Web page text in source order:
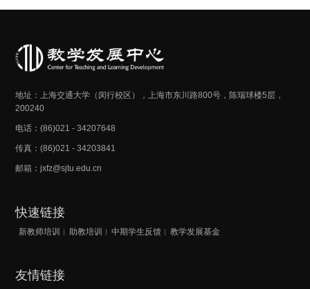
地址：上海交通大学（闵行校区），上海市东川路800号，陈瑞球楼5层，
200240
电话：(86)021 - 34207648
传真：(86)021 - 34203841
邮箱：jxfz@sjtu.edu.cn
快速链接
新教师培训 助教培训 中期学生反馈 教学发展基金
友情链接